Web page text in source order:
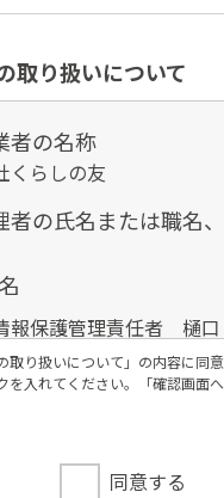
取り扱いについて
者の名称
くらしの友
者の氏名または職名
報保護管理責任者 樋
3102
り書面等（ホームページ
り扱いについて」の内容に同意
を入れてください。「確認画面
同意する